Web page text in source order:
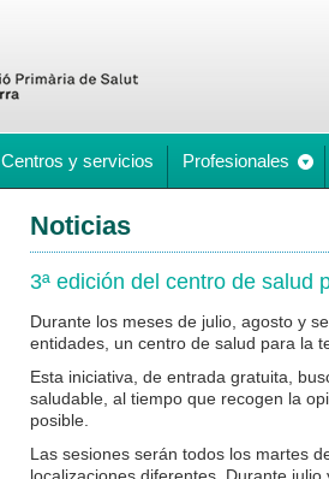
Centros y servicios Profesionales
Noticias
3ª edición del centro de salud
Durante los meses de julio, agosto y
entidades, un centro de salud para la
Esta iniciativa, de entrada gratuita,
saludable, al tiempo que recogen la
posible.
Las sesiones serán todos los martes